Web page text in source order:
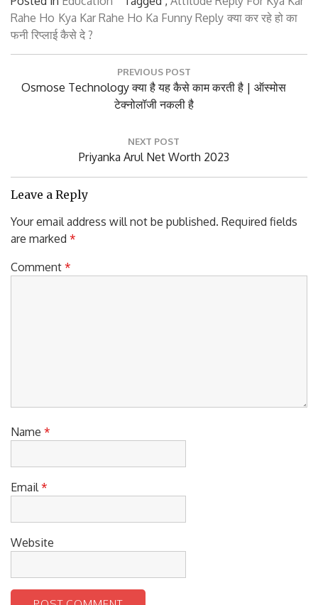
Rahe Ho Kya Kar Rahe Ho Ka Funny Reply क्या कर रहे हो का
फनी रिप्लाई कैसे दे ?
PREVIOUS POST
Previous
Osmose Technology क्या है यह कैसे काम करती है | ऑस्मोस
टेक्नोलॉजी नकली है
NEXT POST
Next
Priyanka Arul Net Worth 2023
Leave a Reply
Your email address will not be published. Required fields
are marked *
Comment *
Name *
Email *
Website